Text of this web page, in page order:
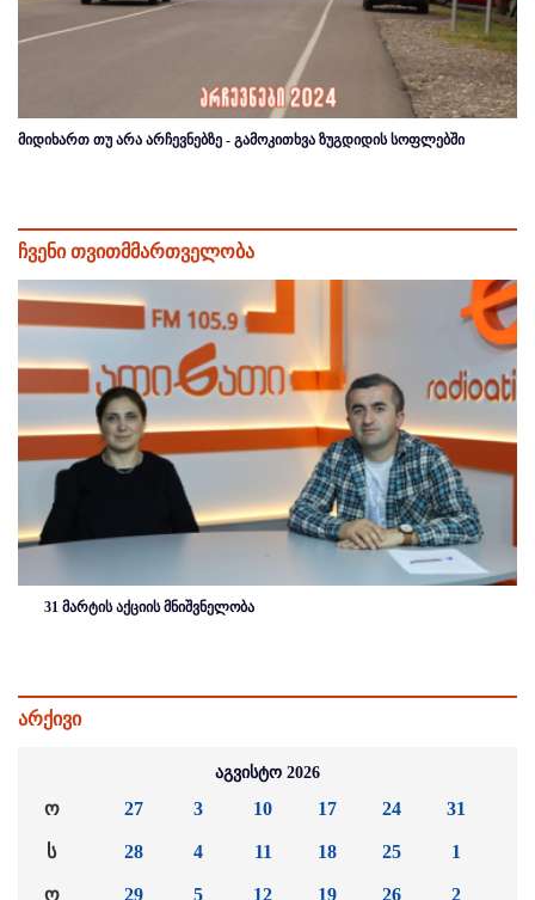
მიდიხართ თუ არა არჩევნებზე - გამოკითხვა ზუგდიდის სოფლებში
ჩვენი თვითმმართველობა
31 მარტის აქციის მნიშვნელობა
არქივი
აგვისტო 2026
ო
ს
ო
27
28
29
3
4
5
10
11
12
17
18
19
24
25
26
31
1
2